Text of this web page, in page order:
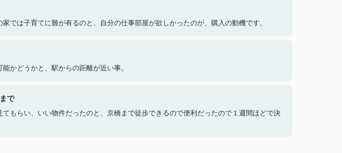
では子育てに難が有るのと、自分の仕事部屋が欲しかったのが、購入の動機です。
能かどうかと、駅からの距離が近い事。
で
てもらい、いい物件だったのと、京橋まで徒歩できるので便利だったので１週間ほどで決